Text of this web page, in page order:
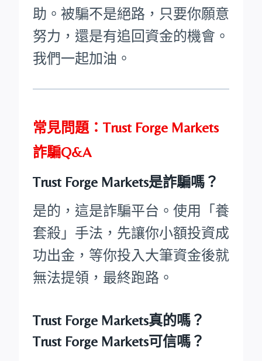
助。被騙不是絕路，只要你願意
努力，還是有追回資金的機會。
我們一起加油。
常見問題：Trust Forge Markets
詐騙Q&A
Trust Forge Markets是詐騙嗎？
是的，這是詐騙平台。使用「養
套殺」手法，先讓你小額投資成
功出金，等你投入大筆資金後就
無法提領，最終跑路。
Trust Forge Markets真的嗎？
Trust Forge Markets可信嗎？